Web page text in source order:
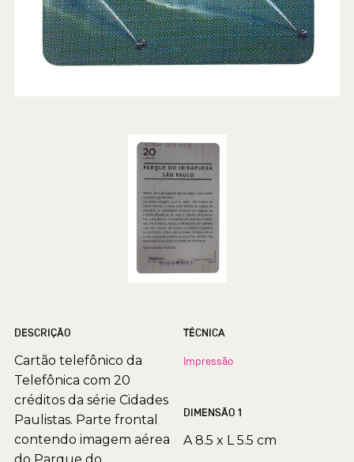
DESCRIÇÃO
Cartão telefônico da
Telefônica com 20
créditos da série Cidades
Paulistas. Parte frontal
contendo imagem aérea
do Parque do
TÉCNICA
Impressão
DIMENSÃO 1
A 8.5 x L 5.5 cm